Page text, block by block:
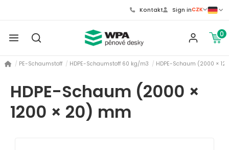
CZK
Kontakt Sign in
0
PE-Schaumstoff HDPE-Schaumstoff 60 kg/m3 HDPE-Schaum (2000 ×
HDPE-Schaum (2000 ×
1200 × 20) mm